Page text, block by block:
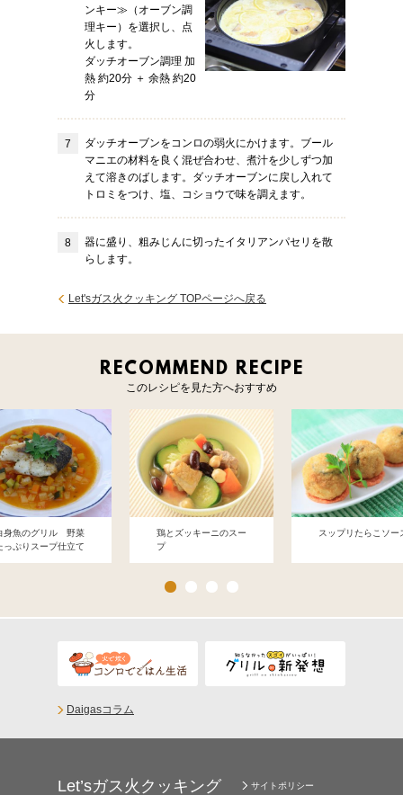
ンキー≫（オーブン調
理キー）を選択し、点
火します。
ダッチオーブン調理 加
熱 約20分 ＋ 余熱 約20
分
ダッチオーブンをコンロの弱火にかけます。ブール
マニエの材料を良く混ぜ合わせ、煮汁を少しずつ加
えて溶きのばします。ダッチオーブンに戻し入れて
トロミをつけ、塩、コショウで味を調えます。
器に盛り、粗みじんに切ったイタリアンパセリを散
らします。
Let'sガス火クッキング TOPページへ戻る
RECOMMEND RECIPE
このレシピを見た方へおすすめ
身魚のグリル 野菜
っぷりスープ仕立て
鶏とズッキーニのスー
プ
スップリたらこソー
Daigasコラム
Let’sガス火クッキング サイトポリシー